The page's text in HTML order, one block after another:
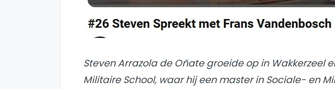
Steven Arrazola de Oñate groeide op in Wakkerzeel
Militaire School, waar hij een master in Sociale- en